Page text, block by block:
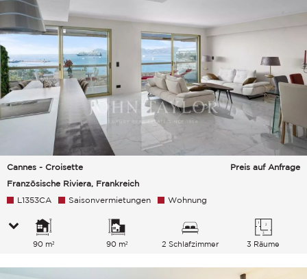
Cannes - Croisette
Französische Riviera, Frankreich
Preis auf Anfrage
L1353CA Saisonvermietungen Wohnung
90 m² 90 m² 2 Schlafzimmer 3 Räume